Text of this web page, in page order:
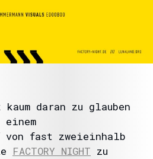
daran zu glauben
einem
von fast zweieinhalb
FACTORY NIGHT zu